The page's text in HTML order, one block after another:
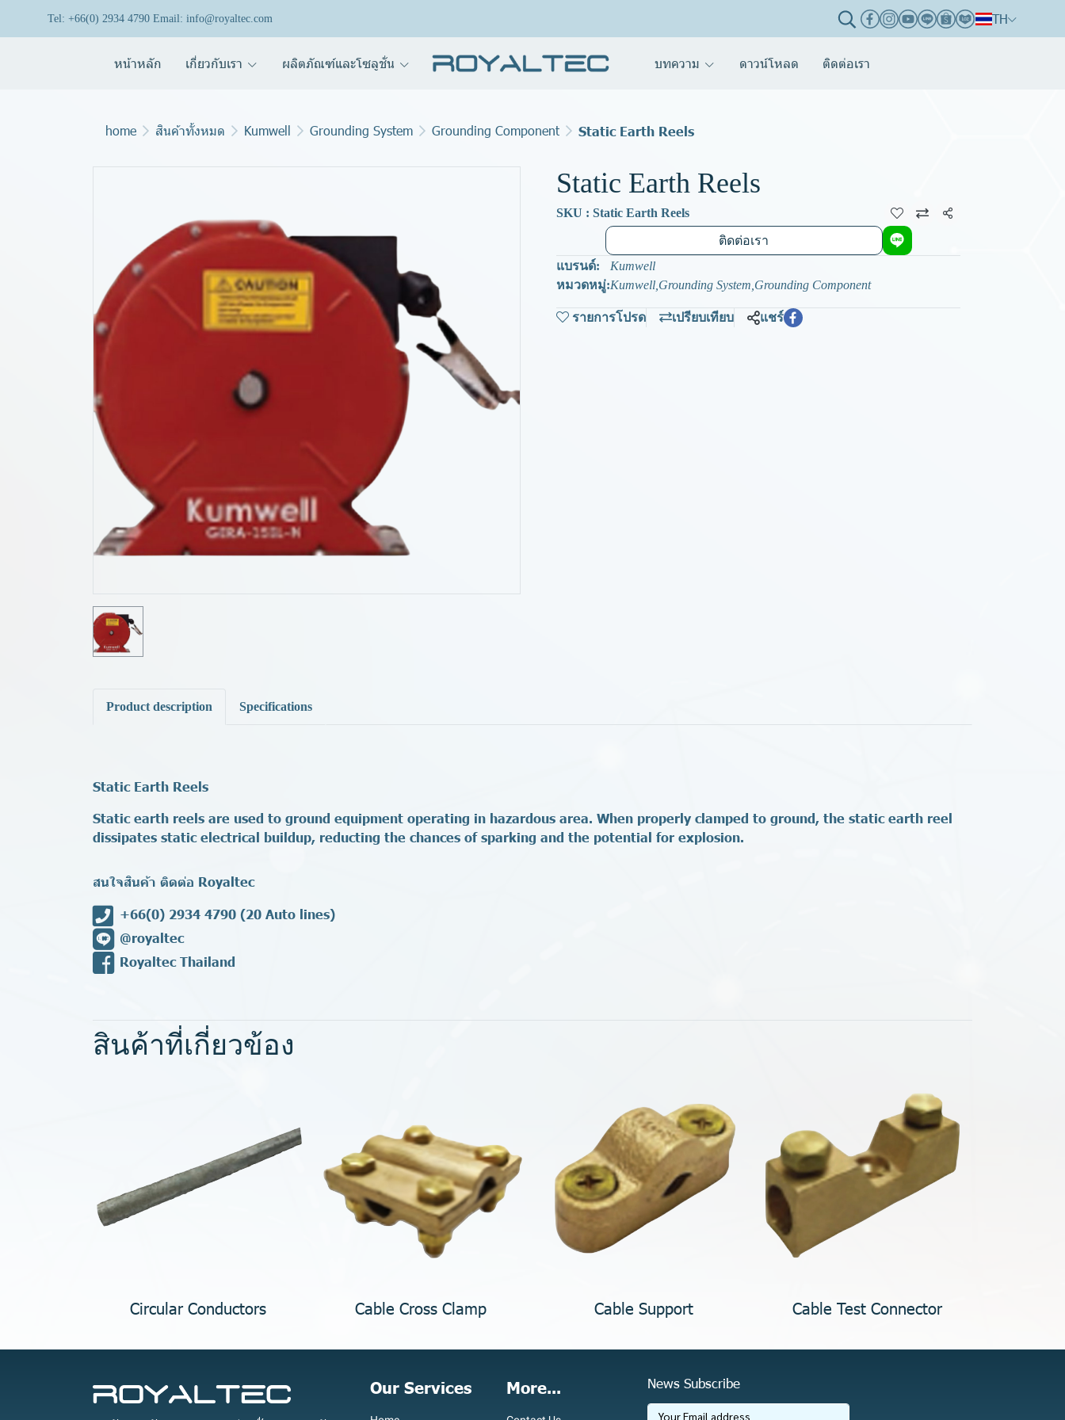
Tel: +66(0) 2934 4790 Email: info@royaltec.com TH
หน้าหลัก เกี่ยวกับเรา ผลิตภัณฑ์และโซลูชั่น บทความ ดาวน์โหลด ติดต่อเรา
home สินค้าทั้งหมด Kumwell Grounding System Grounding Component Static Earth Reels
Static Earth Reels
SKU : Static Earth Reels
แชร์
ติดต่อเรา
แบรนด์:
Kumwell
หมวดหมู่:Kumwell Grounding System Grounding Component
รายการโปรด เปรียบเทียบ แชร์
Product description Specifications
Static Earth Reels
Static earth reels are used to ground equipment operating in hazardous area. When properly clamped to ground, the static earth reel
dissipates static electrical buildup, reducting the chances of sparking and the potential for explosion.
สนใจสินค้า ติดต่อ Royaltec
+66(0) 2934 4790 (20 Auto lines)
@royaltec
Royaltec Thailand
สินค้าที่เกี่ยวข้อง
Circular Conductors Cable Cross Clamp Cable Support Cable Test Connector
Our Services More... News Subscribe